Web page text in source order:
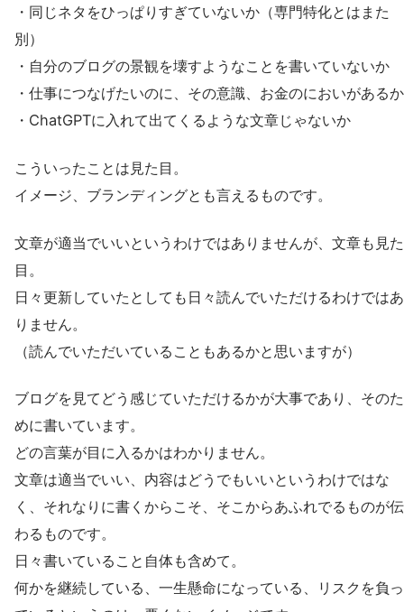
・同じネタをひっぱりすぎていないか（専門特化とはまた
別）
・自分のブログの景観を壊すようなことを書いていないか
・仕事につなげたいのに、その意識、お金のにおいがあるか
・ChatGPTに入れて出てくるような文章じゃないか
こういったことは見た目。
イメージ、ブランディングとも言えるものです。
文章が適当でいいというわけではありませんが、文章も見た
目。
日々更新していたとしても日々読んでいただけるわけではあ
りません。
（読んでいただいていることもあるかと思いますが）
ブログを見てどう感じていただけるかが大事であり、そのた
めに書いています。
どの言葉が目に入るかはわかりません。
文章は適当でいい、内容はどうでもいいというわけではな
く、それなりに書くからこそ、そこからあふれでるものが伝
わるものです。
日々書いていること自体も含めて。
何かを継続している、一生懸命になっている、リスクを負っ